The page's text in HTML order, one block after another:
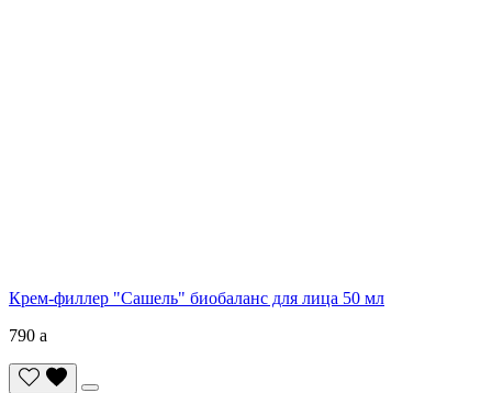
Крем-филлер "Сашель" биобаланс для лица 50 мл
790 a